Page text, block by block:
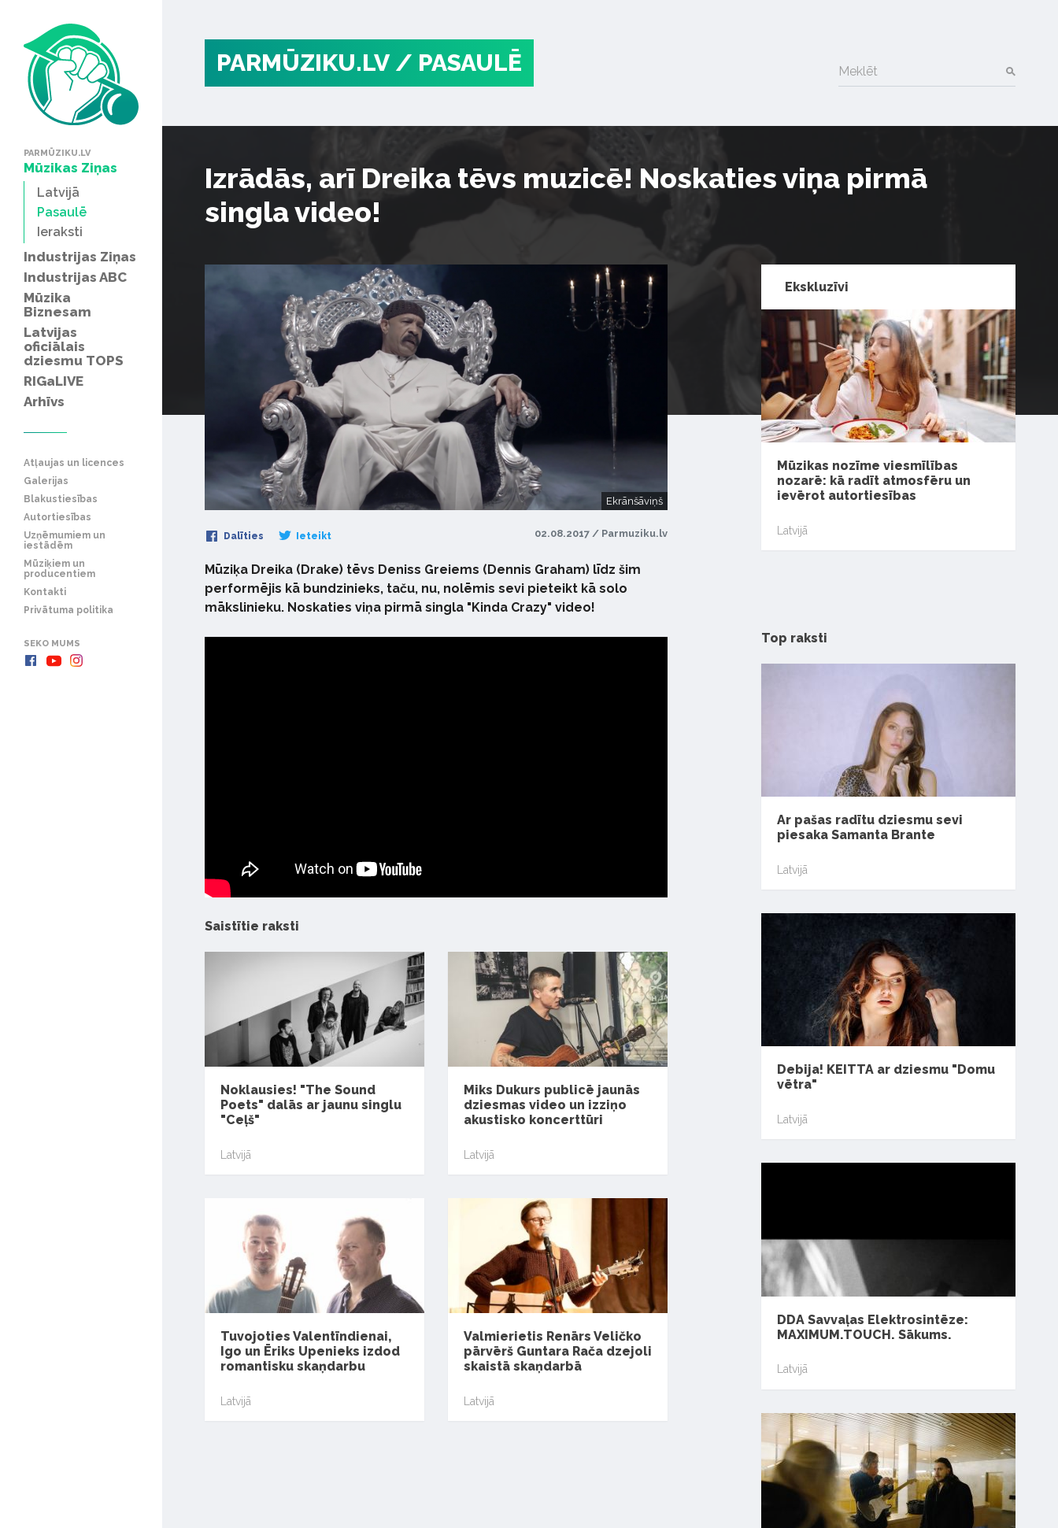
PARMŪZIKU.LV
Mūzikas Ziņas
Latvijā
Pasaulē
Ieraksti
Industrijas Ziņas
Industrijas ABC
Mūzika
Biznesam
Latvijas
oficiālais
dziesmu TOPS
RIGaLIVE
Arhīvs
Atļaujas un licences
Galerijas
Blakustiesības
Autortiesības
Uzņēmumiem un
iestādēm
Mūziķiem un
producentiem
Kontakti
Privātuma politika
SEKO MUMS
PARMŪZIKU.LV / PASAULĒ Meklēt
Izrādās, arī Dreika tēvs muzicē! Noskaties viņa pirmā
singla video!
Ekrānšāviņš
Dalīties Ieteikt 02.08.2017 / Parmuziku.lv
Mūziķa Dreika (Drake) tēvs Deniss Greiems (Dennis Graham) līdz šim
performējis kā bundzinieks, taču, nu, nolēmis sevi pieteikt kā solo
mākslinieku. Noskaties viņa pirmā singla "Kinda Crazy" video!
Saistītie raksti
Noklausies! "The Sound
Poets" dalās ar jaunu singlu
"Ceļš"
Latvijā
Miks Dukurs publicē jaunās
dziesmas video un izziņo
akustisko koncerttūri
Latvijā
Tuvojoties Valentīndienai,
Igo un Ēriks Upenieks izdod
romantisku skaņdarbu
Latvijā
Valmierietis Renārs Veličko
pārvērš Guntara Rača dzejoli
skaistā skaņdarbā
Latvijā
Ekskluzīvi
Mūzikas nozīme viesmīlības
nozarē: kā radīt atmosfēru un
ievērot autortiesības
Latvijā
Top raksti
Ar pašas radītu dziesmu sevi
piesaka Samanta Brante
Latvijā
Debija! KEITTA ar dziesmu "Domu
vētra"
Latvijā
DDA Savvaļas Elektrosintēze:
MAXIMUM.TOUCH. Sākums.
Latvijā